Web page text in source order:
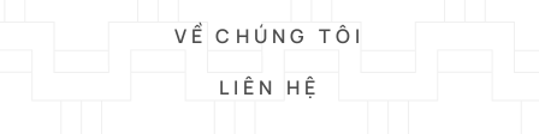
VỀ CHÚNG TÔI
LIÊN HỆ